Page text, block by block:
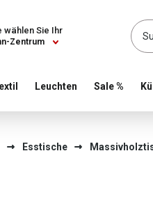
for your location and
Zentrum
wählen Sie Ihr
Leuchten Sale %
Esstische